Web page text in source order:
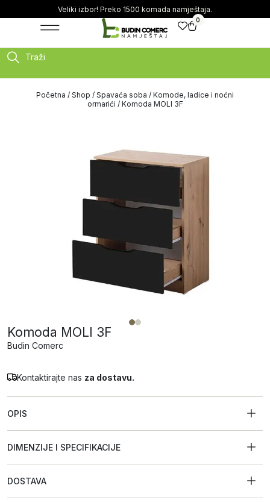
Veliki izbor! Preko 1500 komada namještaja.
0
Traži
Početna / Shop / Spavaća soba / Komode, ladice i noćni
ormarići / Komoda MOLI 3F
Komoda MOLI 3F
Budin Comerc
Kontaktirajte nas za dostavu.
OPIS
DIMENZIJE I SPECIFIKACIJE
DOSTAVA